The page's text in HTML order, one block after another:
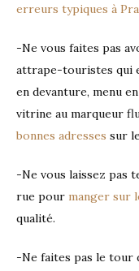
erreurs typiques à
-Ne vous faites pas
attrape-touristes qui
en devanture, menu
vitrine au marqueur
bonnes adresses sur
-Ne vous laissez pas
rue pour manger sur
qualité.
-Ne faites pas le tour